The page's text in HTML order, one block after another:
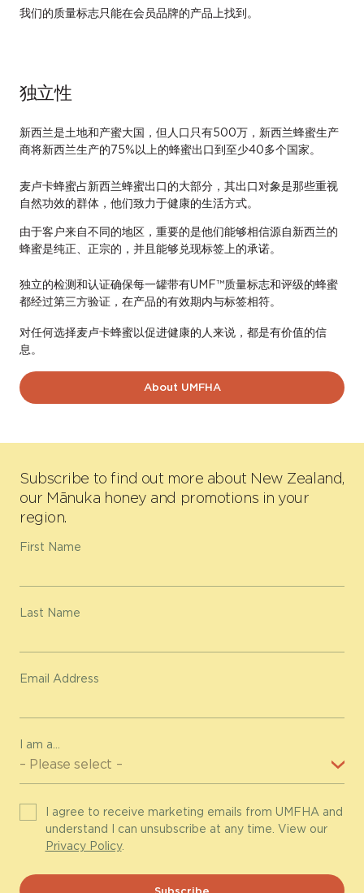
我们的质量标志只能在会员品牌的产品上找到。
独立性
新西兰是土地和产蜜大国，但人口只有500万，新西兰蜂蜜生产
商将新西兰生产的75%以上的蜂蜜出口到至少40多个国家。
麦卢卡蜂蜜占新西兰蜂蜜出口的大部分，其出口对象是那些重视
自然功效的群体，他们致力于健康的生活方式。
由于客户来自不同的地区，重要的是他们能够相信源自新西兰的
蜂蜜是纯正、正宗的，并且能够兑现标签上的承诺。
独立的检测和认证确保每一罐带有UMF™质量标志和评级的蜂蜜
都经过第三方验证，在产品的有效期内与标签相符。
对任何选择麦卢卡蜂蜜以促进健康的人来说，都是有价值的信
息。
About UMFHA
Subscribe to find out more about New Zealand,
our Mānuka honey and promotions in your
region.
First Name
Last Name
Email Address
I am a...
I agree to receive marketing emails from UMFHA and
understand I can unsubscribe at any time. View our
Privacy Policy.